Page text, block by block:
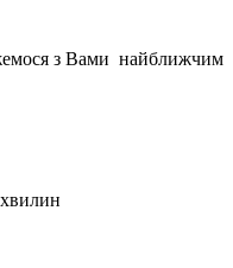
з Вами найближчим